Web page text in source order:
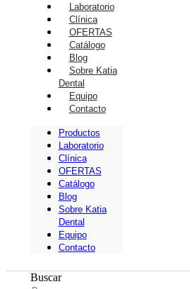
Laboratorio
Clínica
OFERTAS
Catálogo
Blog
Sobre Katia
Dental
Equipo
Contacto
Productos
Laboratorio
Clínica
OFERTAS
Catálogo
Blog
Sobre Katia
Dental
Equipo
Contacto
Buscar